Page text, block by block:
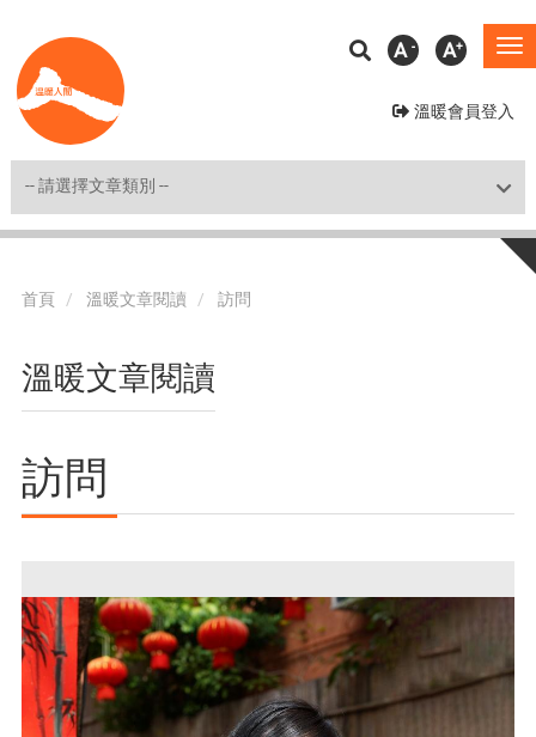
至
主
溫暖會員登入
A A
Shortcut
首頁 溫暖文章閱讀 訪問
溫暖文章閱讀
訪問